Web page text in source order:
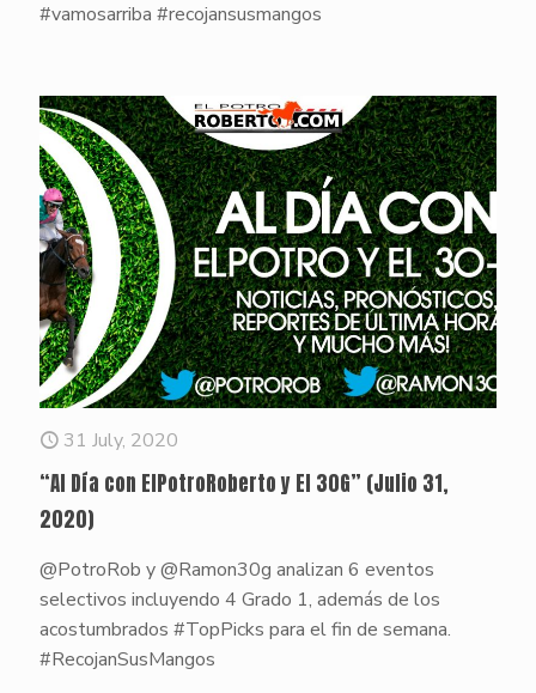
#vamosarriba #recojansusmangos
31 July, 2020
“Al Día con ElPotroRoberto y El 30G” (Julio 31,
2020)
@PotroRob y @Ramon30g analizan 6 eventos
selectivos incluyendo 4 Grado 1, además de los
acostumbrados #TopPicks para el fin de semana.
#RecojanSusMangos